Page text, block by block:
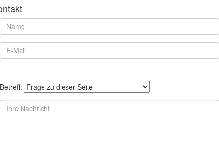
Betreff: